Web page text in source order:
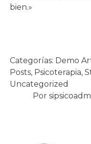
bien.»
Categorías: Demo
Posts, Psicoterapia,
Uncategorized
Por